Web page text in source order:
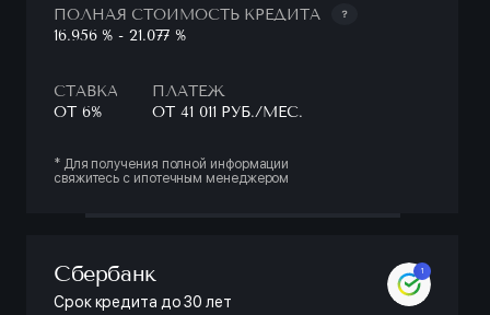
ПОЛНАЯ СТОИМОСТЬ КРЕДИТА
16.956 % - 21.077 %
СТАВКА
ОТ 6%
ПЛАТЕЖ
ОТ 41 011 РУБ./МЕС.
* Для получения полной информации
свяжитесь с ипотечным менеджером
Сбербанк
Срок кредита до 30 лет
1